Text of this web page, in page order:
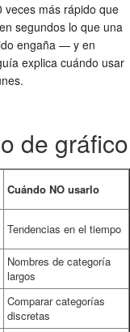
veces más rápido que
segundos lo que una
engaña — y en
explica cuándo usar
de gráfico
Cuándo NO usarlo
Tendencias en el tiempo
Nombres de categoría
largos
Comparar categorías
discretas